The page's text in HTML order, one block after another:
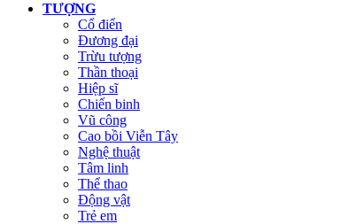
TƯỢNG
Cổ điển
Đương đại
Trừu tượng
Thần thoại
Hiệp sĩ
Chiến binh
Vũ công
Cao bồi Viễn Tây
Nghệ thuật
Tâm linh
Thể thao
Động vật
Trẻ em